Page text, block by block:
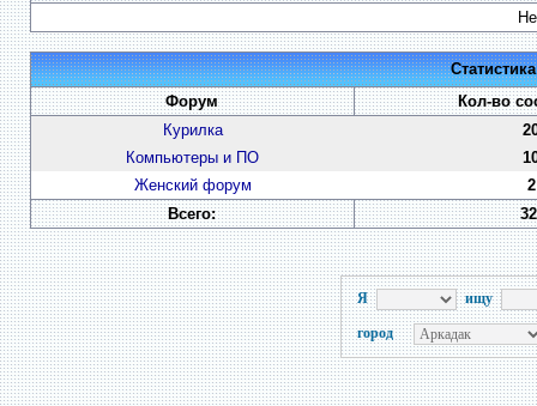
Форум
Кол-во
Курилка
Компьютеры и ПО
Женский форум
2
Всего:
32
Я ищу
город